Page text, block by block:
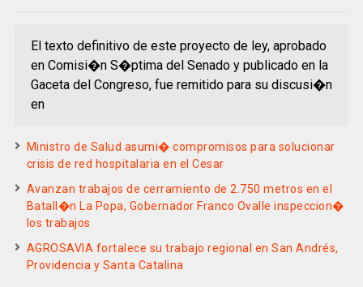
El texto definitivo de este proyecto de ley, aprobado
en Comisi�n S�ptima del Senado y publicado en la
Gaceta del Congreso, fue remitido para su discusi�n
en
Ministro de Salud asumi� compromisos para solucionar
crisis de red hospitalaria en el Cesar
Avanzan trabajos de cerramiento de 2.750 metros en el
Batall�n La Popa, Gobernador Franco Ovalle inspeccion�
los trabajos
AGROSAVIA fortalece su trabajo regional en San Andrés,
Providencia y Santa Catalina